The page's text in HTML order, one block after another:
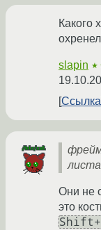
Какого
slapin
Ссылка
Они не
это